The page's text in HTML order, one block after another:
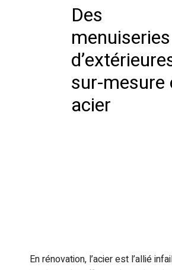
Des
menuiseries
sur-mesure
acier
En rénovation, l’acier est l’allié